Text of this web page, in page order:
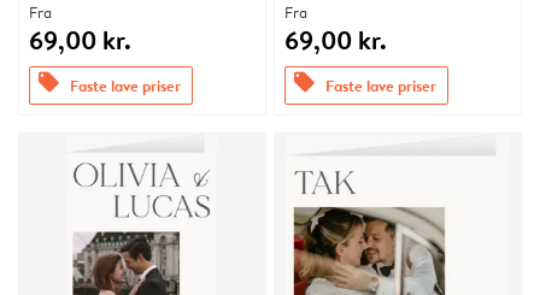
Fra
69,00 kr.
offers Faste lave priser
Fra
69,00 kr.
offers Faste lave priser